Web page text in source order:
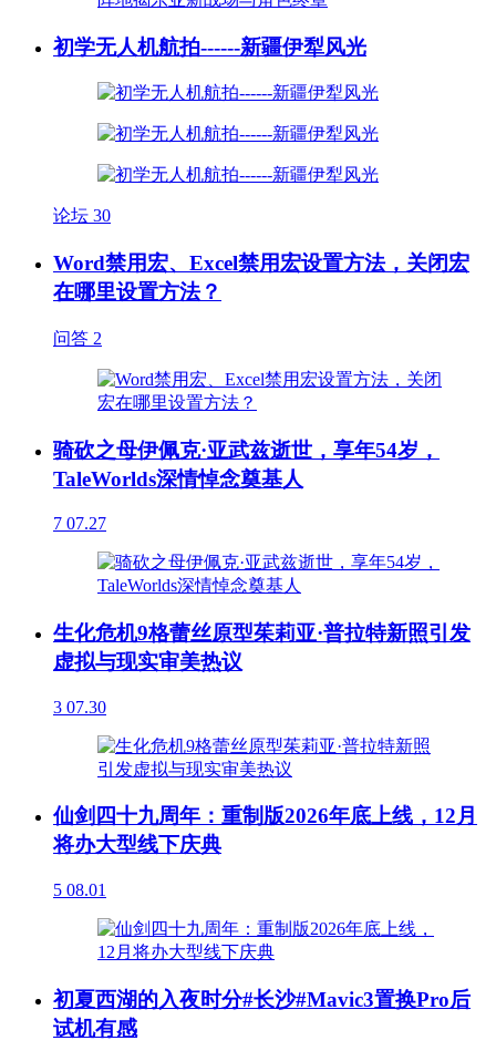
初学无人机航拍------新疆伊犁风光
论坛 30
Word禁用宏、Excel禁用宏设置方法，关闭宏
在哪里设置方法？
问答 2
骑砍之母伊佩克·亚武兹逝世，享年54岁，
TaleWorlds深情悼念奠基人
7 07.27
生化危机9格蕾丝原型茱莉亚·普拉特新照引发
虚拟与现实审美热议
3 07.30
仙剑四十九周年：重制版2026年底上线，12月
将办大型线下庆典
5 08.01
初夏西湖的入夜时分#长沙#Mavic3置换Pro后
试机有感